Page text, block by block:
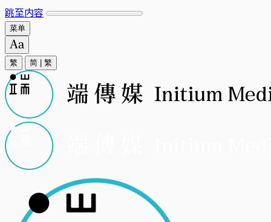
跳至内容
菜单
繁 简 繁